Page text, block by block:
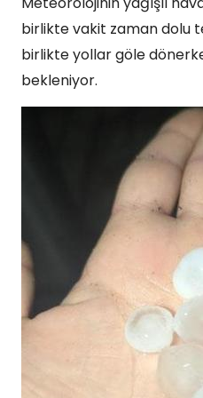
birlikte vakit zaman dolu
birlikte yollar göle
bekleniyor.